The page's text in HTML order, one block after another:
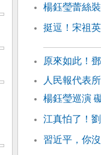
楊鈺瑩蕾絲
挺逗！宋祖
原來如此！
人民報代表
楊鈺瑩巡演
江真怕了！
習近平，你